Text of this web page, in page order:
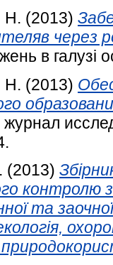
Н. (2013)
через
в галузі
Н. (2013)
(2013)
контролю
та